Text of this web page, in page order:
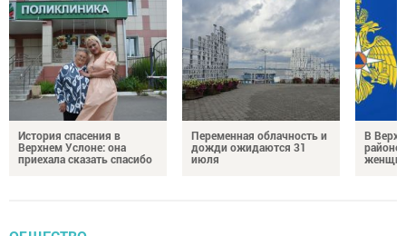
История спасения в
Верхнем Услоне: она
приехала сказать спасибо
Переменная облачность и
дожди ожидаются 31
июля
В
районе